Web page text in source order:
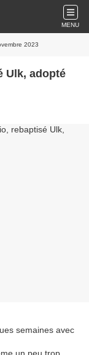
MENU
2023
Ulk, adopté
semaines avec